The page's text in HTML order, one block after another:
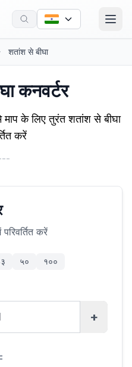
शतांश से बीघा
कनवर्टर
माप के लिए तुरंत शतांश से बीघा
करें
करें
५० १००
+